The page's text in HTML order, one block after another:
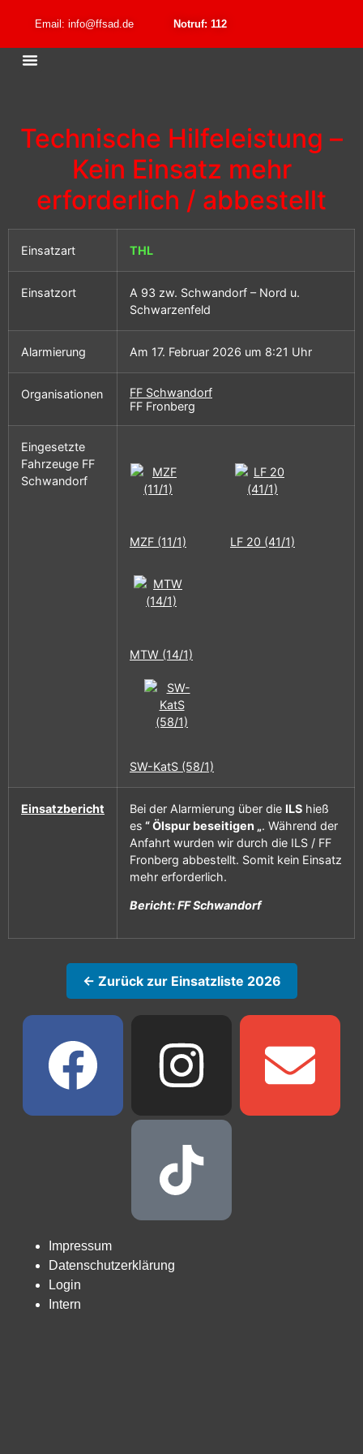
Email: info@ffsad.de Notruf: 112
Technische Hilfeleistung –
Kein Einsatz mehr
erforderlich / abbestellt
Einsatzart THL
Einsatzort
A 93 zw. Schwandorf – Nord u.
Schwarzenfeld
Alarmierung Am 17. Februar 2026 um 8:21 Uhr
Organisationen
FF Schwandorf
FF Fronberg
Eingesetzte
Fahrzeuge FF
Schwandorf
MZF (11/1) LF 20 (41/1)
MTW (14/1)
SW-KatS (58/1)
Einsatzbericht Bei der Alarmierung über die ILS hieß
es “ Ölspur beseitigen „. Während der
Anfahrt wurden wir durch die ILS / FF
Fronberg abbestellt. Somit kein Einsatz
mehr erforderlich.
Bericht: FF Schwandorf
← Zurück zur Einsatzliste 2026
Impressum
Datenschutzerklärung
Login
Intern